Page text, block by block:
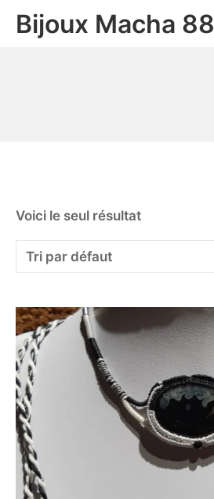
Bijoux Macha 88
Voici le seul résultat